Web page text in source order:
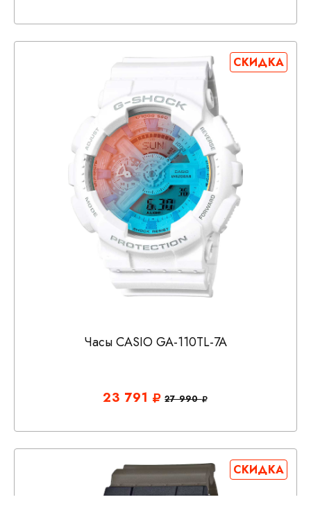
СКИДКА
Часы CASIO GA-110TL-7A
23 791 27 990
СКИДКА